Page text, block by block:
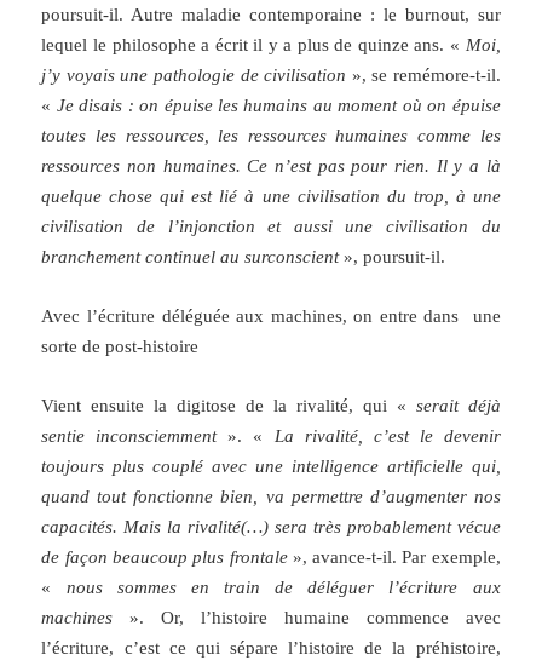
poursuit-il. Autre maladie contemporaine : le burnout, sur
lequel le philosophe a écrit il y a plus de quinze ans. « Moi,
j’y voyais une pathologie de civilisation », se remémore-t-il.
« Je disais : on épuise les humains au moment où on épuise
toutes les ressources, les ressources humaines comme les
ressources non humaines. Ce n’est pas pour rien. Il y a là
quelque chose qui est lié à une civilisation du trop, à une
civilisation de l’injonction et aussi une civilisation du
branchement continuel au surconscient», poursuit-il.
Avec l’écriture déléguée aux machines, on entre dans une
sorte de post-histoire
Vient ensuite la digitose de la rivalité, qui « serait déjà
sentie inconsciemment». « La rivalité, c’est le devenir
toujours plus couplé avec une intelligence artificielle qui,
quand tout fonctionne bien, va permettre d’augmenter nos
capacités. Mais la rivalité(…) sera très probablement vécue
de façon beaucoup plus frontale», avance-t-il. Par exemple,
« nous sommes en train de déléguer l’écriture aux
machines ». Or, l’histoire humaine commence avec
l’écriture, c’est ce qui sépare l’histoire de la préhistoire,